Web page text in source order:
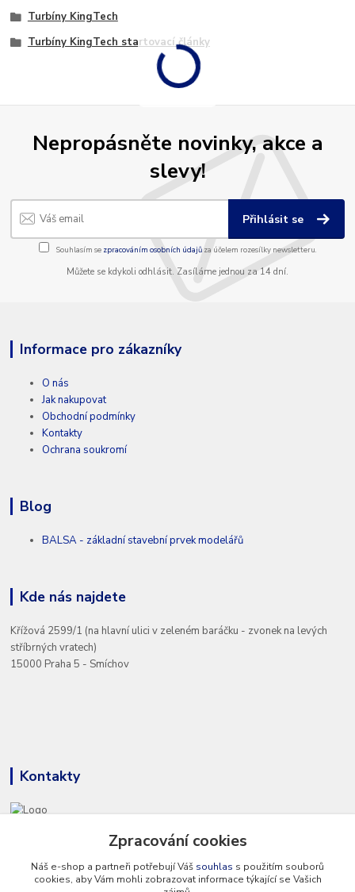
Turbíny KingTech
Turbíny KingTech startovací články
Nepropásněte novinky, akce a
slevy!
Přihlásit se
Souhlasím se zpracováním osobních údajůza účelem rozesílky newsletteru.
Můžete se kdykoli odhlásit. Zasíláme jednou za 14 dní.
Informace pro zákazníky
O nás
Jak nakupovat
Obchodní podmínky
Kontakty
Ochrana soukromí
Blog
BALSA - základní stavební prvek modelářů
Kde nás najdete
Křížová 2599/1 (na hlavní ulici v zeleném baráčku - zvonek na levých
stříbrných vratech)
15000 Praha 5 - Smíchov
Kontakty
+420 777 286 674
info@hvp-modell.cz
Zpracování cookies
Náš e-shop a partneři potřebují Váš souhlas s použitím souborů
cookies, aby Vám mohli zobrazovat informace týkající se Vašich